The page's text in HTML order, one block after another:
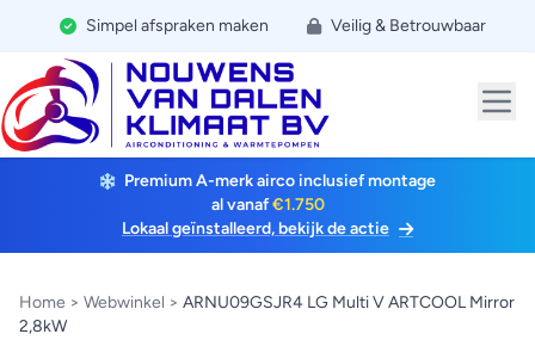
Simpel afspraken maken Veilig & Betrouwbaar
Premium A-merk airco inclusief montage
al vanaf€1.750
Lokaal geïnstalleerd, bekijk de actie
Home > Webwinkel > ARNU09GSJR4 LG Multi V ARTCOOL Mirror
2,8kW